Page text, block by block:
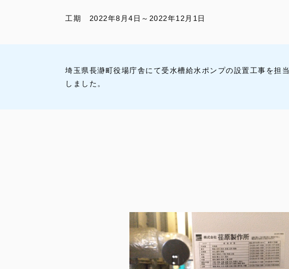
工期 2022年8月4日～2022年12月1日
埼玉県長瀞町役場庁舎にて受水槽給水ポンプの設置工事を担当
しました。